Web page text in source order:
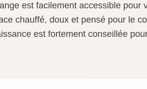
est facilement accessible pour
chauffé, doux et pensé pour le
est fortement conseillée